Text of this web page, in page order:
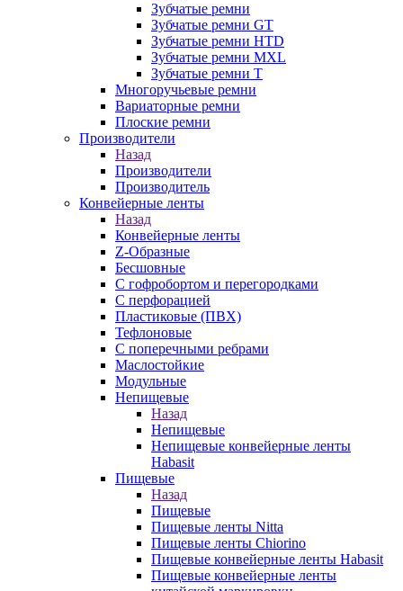
Зубчатые ремни
Зубчатые ремни GT
Зубчатые ремни HTD
Зубчатые ремни MXL
Зубчатые ремни Т
Многоручьевые ремни
Вариаторные ремни
Плоские ремни
Производители
Назад
Производители
Производитель
Конвейерные ленты
Назад
Конвейерные ленты
Z-Образные
Бесшовные
С гофробортом и перегородками
С перфорацией
Пластиковые (ПВХ)
Тефлоновые
С поперечными ребрами
Маслостойкие
Модульные
Непищевые
Назад
Непищевые
Непищевые конвейерные ленты
Habasit
Пищевые
Назад
Пищевые
Пищевые ленты Nitta
Пищевые ленты Chiorino
Пищевые конвейерные ленты Habasit
Пищевые конвейерные ленты